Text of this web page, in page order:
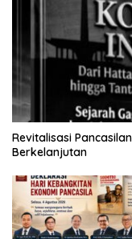
Revitalisasi
Berkelanjutan